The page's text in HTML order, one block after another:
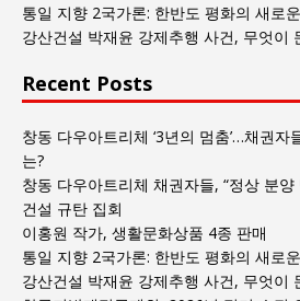
통일 지향 2국가론: 한반도 평화의 새로
강산건설 박재윤 강제추행 사건, 무엇이
Recent Posts
창동 다우아트리체 ‘3년의 멈춤’…채권
는?
창동 다우아트리체 채권자들, “정상 분
건설 규탄 집회
이홍원 작가, 생활문화상품 4종 판매
통일 지향 2국가론: 한반도 평화의 새로
강산건설 박재윤 강제추행 사건, 무엇이